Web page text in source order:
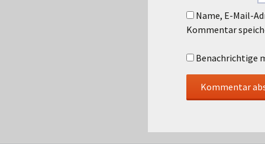
Name, E-Mail-
Kommentar
Benachrichtige